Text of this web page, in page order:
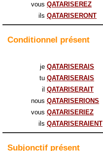
vous QATARISEREZ
ils QATARISERONT
Conditionnel présent
je QATARISERAIS
tu QATARISERAIS
il QATARISERAIT
nous QATARISERIONS
vous QATARISERIEZ
ils QATARISERAIENT
Subjonctif présent